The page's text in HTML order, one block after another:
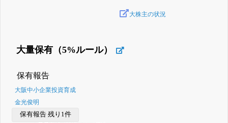
大株主の状況
大量保有（5%ルール）
保有報告
大阪中小企業投資育成
金光俊明
保有報告 残り1件